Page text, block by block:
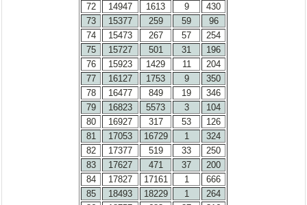
72
14947 1613 9
430
73
15377 259 59
96
74
15473 267 57
254
75
15727 501 31
196
76
15923 1429 11
204
77
16127 1753 9
350
78
16477 849 19
346
79
16823 5573 3
104
80
16927 317 53
126
81
17053 16729 1
324
82
17377 519 33
250
83
17627 471 37
200
84
17827 17161 1
666
85
18493 18229 1
264